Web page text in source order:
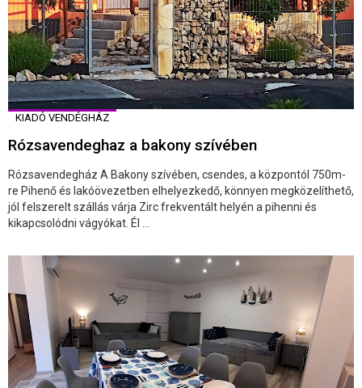
KIADÓ VENDÉGHÁZ
Rózsavendeghaz a bakony szívében
Rózsavendegház A Bakony szívében, csendes, a központól 750m-
re Pihenő és lakóövezetben elhelyezkedő, könnyen megközelíthető,
jól felszerelt szállás várja Zirc frekventált helyén a pihenni és
kikapcsolódni vágyókat. Él ...